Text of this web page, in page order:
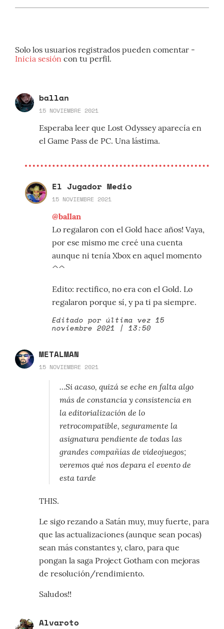
Solo los usuarios registrados pueden comentar -
Inicia sesión con tu perfil.
ballan
15 NOVIEMBRE 2021
Esperaba leer que Lost Odyssey aparecía en
el Game Pass de PC. Una lástima.
El Jugador Medio
15 NOVIEMBRE 2021
@ballan
Lo regalaron con el Gold hace años! Vaya,
por ese mismo me creé una cuenta
aunque ni tenía Xbox en aquel momento
^^
Edito: rectifico, no era con el Gold. Lo
regalaron porque sí, y pa ti pa siempre.
Editado por última vez 15
noviembre 2021 | 13:50
METALMAN
15 NOVIEMBRE 2021
…Si acaso, quizá se eche en falta algo
más de constancia y consistencia en
la editorialización de lo
retrocompatible, seguramente la
asignatura pendiente de todas las
grandes compañías de videojuegos;
veremos qué nos depara el evento de
esta tarde
THIS.
Le sigo rezando a Satán muy, muy fuerte, para
que las actualizaciones (aunque sean pocas)
sean más constantes y, claro, para que
pongan la saga Project Gotham con mejoras
de resolución/rendimiento.
Saludos!!
Alvaroto